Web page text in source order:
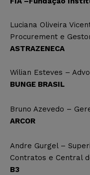
Luciana Oliveira
Procurement e
ASTRAZENECA
Wilian Esteves –
BUNGE BRASIL
Bruno Azevedo –
ARCOR
Andre Gurgel –
Contratos e Central
B3